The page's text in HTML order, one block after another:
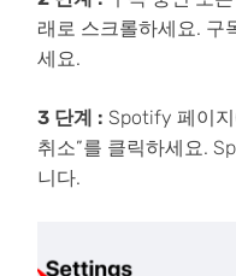
래로 스크롤하세요. 구
세요.
3 단계 : Spotify 페이
취소”를 클릭하세요.
니다.